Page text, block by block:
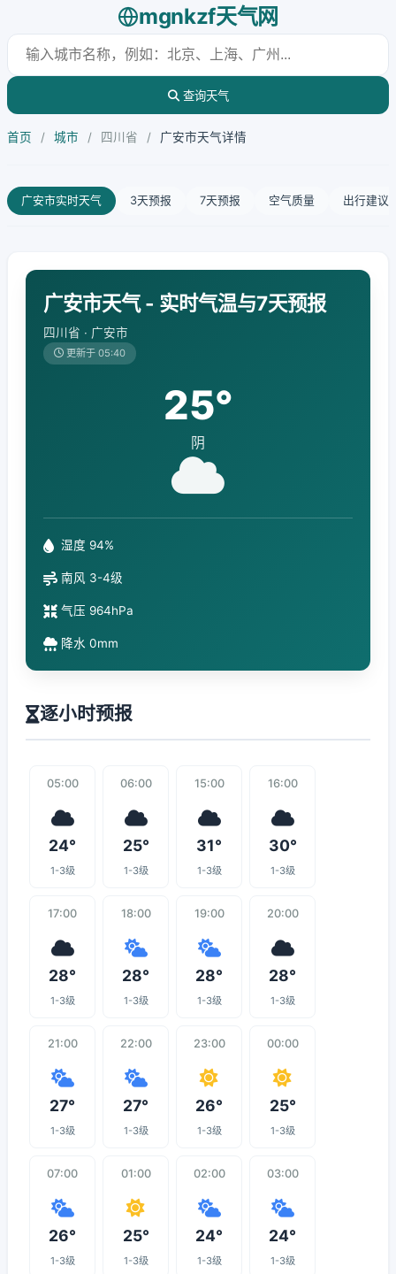
mgnkzf天气网
查询天气
首页 / 城市 / 四川省 / 广安市天气详情
广安市实时天气 3天预报 7天预报 空气质量 出行建议
广安市天气 - 实时气温与7天预报
四川省 · 广安市
更新于 05:40
25°
阴
湿度 94%
南风 3-4级
气压 964hPa
降水 0mm
逐小时预报
05:00
24°
1-3级
06:00
25°
1-3级
15:00
31°
1-3级
16:00
30°
1-3级
17:00
28°
1-3级
18:00
28°
1-3级
19:00
28°
1-3级
20:00
28°
1-3级
21:00
27°
1-3级
22:00
27°
1-3级
23:00
26°
1-3级
00:00
25°
1-3级
07:00
26°
1-3级
01:00
25°
1-3级
02:00
24°
1-3级
03:00
24°
1-3级